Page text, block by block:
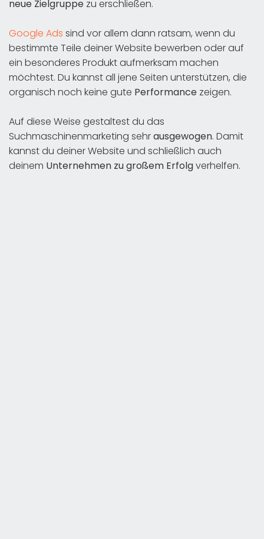
neue Zielgruppe zu erschließen.
Google Ads sind vor allem dann ratsam, wenn du
bestimmte Teile deiner Website bewerben oder auf
ein besonderes Produkt aufmerksam machen
möchtest. Du kannst all jene Seiten unterstützen, die
organisch noch keine gute Performance zeigen.
Auf diese Weise gestaltest du das
Suchmaschinenmarketing sehrausgewogen. Damit
kannst du deiner Website und schließlich auch
deinem Unternehmen zu großem Erfolgverhelfen.